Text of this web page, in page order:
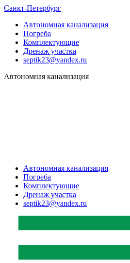
Санкт-Петербург
Автономная канализация
Погреба
Комплектующие
Дренаж участка
septik23@yandex.ru
Автономная канализация
Автономная канализация
Погреба
Комплектующие
Дренаж участка
septik23@yandex.ru